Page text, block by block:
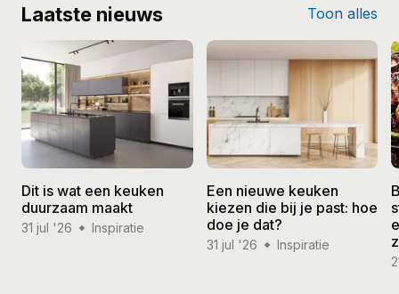
Laatste nieuws Toon alles
Dit is wat een keuken
duurzaam maakt
31 jul '26 Inspiratie
Een nieuwe keuken
kiezen die bij je past: hoe
doe je dat?
31 jul '26 Inspiratie